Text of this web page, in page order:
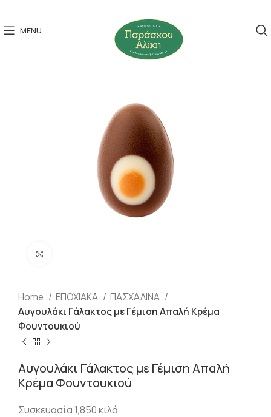
MENU
Home ΕΠΟΧΙΑΚΑ
ΠΑΣΧΑΛΙΝΑ
Αυγουλάκι Γάλακτος με Γέμιση Απαλή Κρέμα
Φουντουκιού
Αυγουλάκι Γάλακτος με Γέμιση Απαλή
Κρέμα Φουντουκιού
Συσκευασία 1,850 κιλά